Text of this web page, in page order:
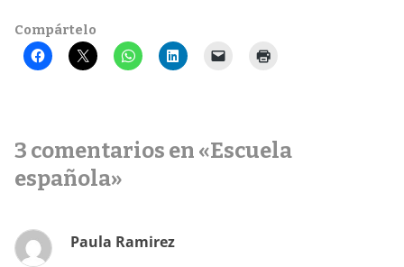
Compártelo
3 comentarios en «Escuela
española»
Paula Ramirez